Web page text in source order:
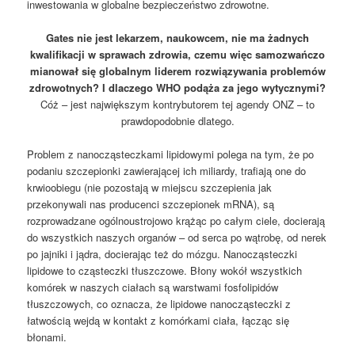
inwestowania w globalne bezpieczeństwo zdrowotne.
Gates nie jest lekarzem, naukowcem, nie ma żadnych
kwalifikacji w sprawach zdrowia, czemu więc samozwańczo
mianował się globalnym liderem rozwiązywania problemów
zdrowotnych? I dlaczego WHO podąża za jego wytycznymi?
Cóż – jest największym kontrybutorem tej agendy ONZ – to
prawdopodobnie dlatego.
Problem z nanocząsteczkami lipidowymi polega na tym, że po
podaniu szczepionki zawierającej ich miliardy, trafiają one do
krwioobiegu (nie pozostają w miejscu szczepienia jak
przekonywali nas producenci szczepionek mRNA), są
rozprowadzane ogólnoustrojowo krążąc po całym ciele, docierają
do wszystkich naszych organów – od serca po wątrobę, od nerek
po jajniki i jądra, docierając też do mózgu. Nanocząsteczki
lipidowe to cząsteczki tłuszczowe. Błony wokół wszystkich
komórek w naszych ciałach są warstwami fosfolipidów
tłuszczowych, co oznacza, że lipidowe nanocząsteczki z
łatwością wejdą w kontakt z komórkami ciała, łącząc się
błonami.